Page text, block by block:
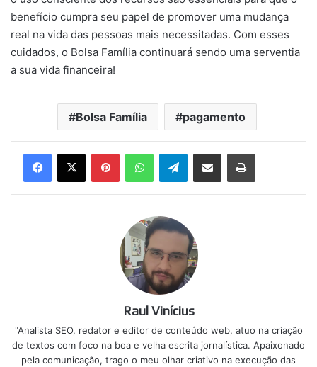
benefício cumpra seu papel de promover uma mudança
real na vida das pessoas mais necessitadas. Com esses
cuidados, o Bolsa Família continuará sendo uma serventia
a sua vida financeira!
Bolsa Família pagamento
PinterestWhatsAppTelegramCompartilhar via e-mail Imprimir
Raul Vinícius
"Analista SEO, redator e editor de conteúdo web, atuo na criação
de textos com foco na boa e velha escrita jornalística. Apaixonado
pela comunicação, trago o meu olhar criativo na execução das